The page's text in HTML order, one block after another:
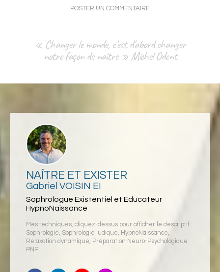
POSTER UN COMMENTAIRE
« Changer le monde, c'est d'abord changer
notre façon de naître » Michel Odent
NAÎTRE ET EXISTER
Gabriel VOISIN EI
Sophrologue Existentiel et Educateur
HypnoNaissance
Mes techniques, cliquez-dessus pour afficher le descriptif :
Sophrologie, Sophrologie ludique, HypnoNaissance,
Relaxation dynamique, Préparation Neuro-Psychologique
PNP